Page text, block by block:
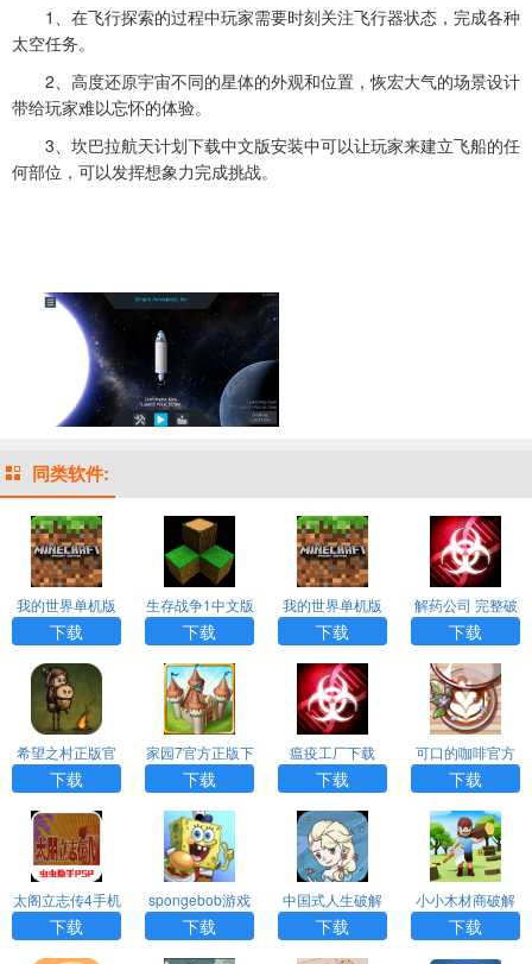
1、在飞行探索的过程中玩家需要时刻关注飞行器状态，完成各种
太空任务。
2、高度还原宇宙不同的星体的外观和位置，恢宏大气的场景设计
带给玩家难以忘怀的体验。
3、坎巴拉航天计划下载中文版安装中可以让玩家来建立飞船的任
何部位，可以发挥想象力完成挑战。
同类软件:
我的世界单机版
手机下载
下载
生存战争1中文版
下载
下载
我的世界单机版
手机版
下载
解药公司 完整破
解版（Plague In
c）
下载
希望之村正版官
方版
下载
家园7官方正版下
载
下载
瘟疫工厂下载
下载
可口的咖啡官方
版正版下载
下载
太阁立志传4手机
版汉化下载
下载
spongebob游戏
下载
下载
中国式人生破解
版无限金币无限
钻石app
下载
小小木材商破解
版无限金币钻石
下载
下载